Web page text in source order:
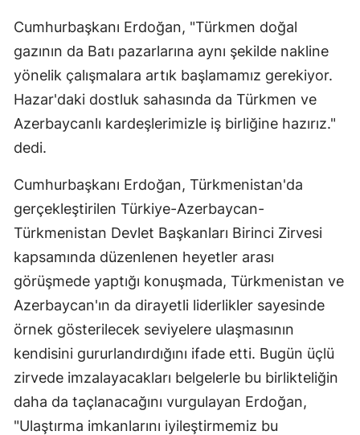
Cumhurbaşkanı Erdoğan, "Türkmen doğal
gazının da Batı pazarlarına aynı şekilde nakline
yönelik çalışmalara artık başlamamız gerekiyor.
Hazar'daki dostluk sahasında da Türkmen ve
Azerbaycanlı kardeşlerimizle iş birliğine hazırız."
dedi.
Cumhurbaşkanı Erdoğan, Türkmenistan'da
gerçekleştirilen Türkiye-Azerbaycan-
Türkmenistan Devlet Başkanları Birinci Zirvesi
kapsamında düzenlenen heyetler arası
görüşmede yaptığı konuşmada, Türkmenistan ve
Azerbaycan'ın da dirayetli liderlikler sayesinde
örnek gösterilecek seviyelere ulaşmasının
kendisini gururlandırdığını ifade etti. Bugün üçlü
zirvede imzalayacakları belgelerle bu birlikteliğin
daha da taçlanacağını vurgulayan Erdoğan,
"Ulaştırma imkanlarını iyileştirmemiz bu